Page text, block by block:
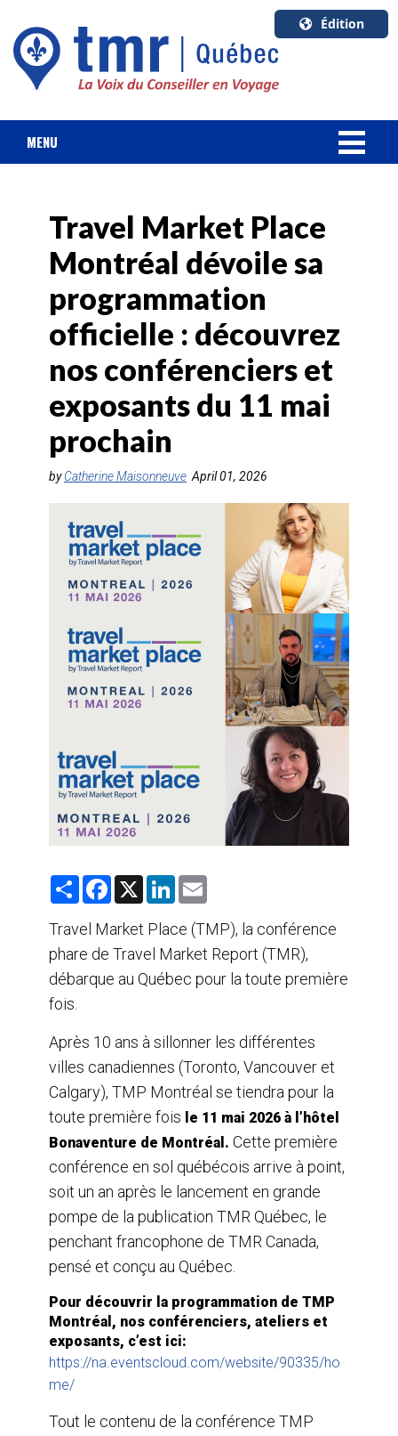
Édition
U.S.A.
English
Canada
Français
MENU
FORFAIT VACANCES
CROISIÈRES
HOTELS & RESORTS
DESTINATIONS
AGENTS DE VOYAGE
Travel Market Place
Montréal dévoile sa
programmation
officielle : découvrez
nos conférenciers et
exposants du 11 mai
prochain
byCatherine Maisonneuve April 01, 2026
S
r
e
F
e
b
o
k
X
L
k
e
d
n
i
l
Travel Market Place (TMP), la conférence
phare de Travel Market Report (TMR),
débarque au Québec pour la toute première
fois.
Après 10 ans à sillonner les différentes
villes canadiennes (Toronto, Vancouver et
Calgary), TMP Montréal se tiendra pour la
toute première fois le 11 mai 2026 à l’hôtel
Bonaventure de Montréal. Cette première
conférence en sol québécois arrive à point,
soit un an après le lancement en grande
pompe de la publication TMR Québec, le
penchant francophone de TMR Canada,
pensé et conçu au Québec.
Pour découvrir la programmation de TMP
Montréal, nos conférenciers, ateliers et
exposants, c’est ici:
https://na.eventscloud.com/website/90335/ho
me/
Tout le contenu de la conférence TMP